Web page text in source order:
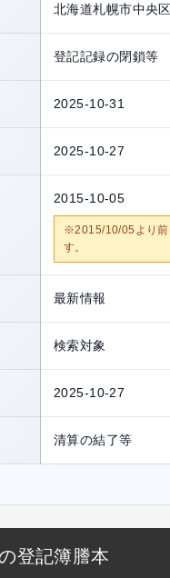
北海道札幌市中央
登記記録の閉鎖等
2025-10-31
2025-10-27
2015-10-05
※2015/10/05より前
す。
最新情報
検索対象
2025-10-27
清算の結了等
登記簿謄本